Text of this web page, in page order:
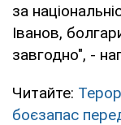
за
Іванов,
завгодно", -
Читайте:
боєзапас